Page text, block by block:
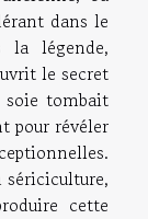
dans le
la légende,
le secret
soie tombait
pour révéler
cette